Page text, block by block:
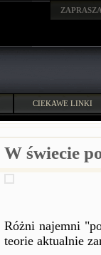
CIEKAWE LINKI
W świecie
Różni najemni
teorie aktualnie